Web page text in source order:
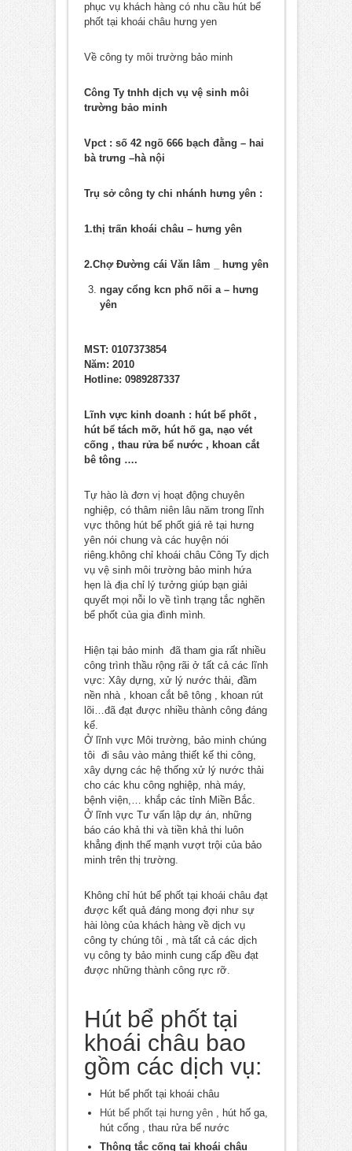
phục vụ khách hàng có nhu cầu hút bể
phốt tại khoái châu hưng yen
Về công ty môi trường bảo minh
Công Ty tnhh dịch vụ vệ sinh môi
trường bảo minh
Vpct : số 42 ngõ 666 bạch đằng – hai
bà trưng –hà nội
Trụ sở công ty chi nhánh hưng yên :
1.thị trấn khoái châu – hưng yên
2.Chợ Đường cái Văn lâm _ hưng yên
ngay cổng kcn phố nối a – hưng
yên
MST: 0107373854
Năm: 2010
Hotline: 0989287337
Lĩnh vực kinh doanh : hút bể phốt ,
hút bể tách mỡ, hút hố ga, nạo vét
cống , thau rửa bể nước , khoan cắt
bê tông ….
Tự hào là đơn vị hoạt động chuyên
nghiệp, có thâm niên lâu năm trong lĩnh
vực thông hút bể phốt giá rẻ tại hưng
yên nói chung và các huyện nói
riêng.không chỉ khoái châu Công Ty dịch
vụ vệ sinh môi trường bảo minh hứa
hẹn là địa chỉ lý tưởng giúp bạn giải
quyết mọi nỗi lo về tình trạng tắc nghẽn
bể phốt của gia đình mình.
Hiện tại bảo minh đã tham gia rất nhiều
công trình thầu rộng rãi ở tất cả các lĩnh
vực: Xây dựng, xử lý nước thải, đầm
nền nhà , khoan cắt bê tông , khoan rút
lõi…đã đạt được nhiều thành công đáng
kể.
Ở lĩnh vực Môi trường, bảo minh chúng
tôi đi sâu vào mảng thiết kế thi công,
xây dựng các hệ thống xử lý nước thải
cho các khu công nghiệp, nhà máy,
bệnh viện,… khắp các tỉnh Miền Bắc.
Ở lĩnh vực Tư vấn lập dự án, những
báo cáo khả thi và tiền khả thi luôn
khẳng định thế mạnh vượt trội của bảo
minh trên thị trường.
Không chỉ hút bể phốt tại khoái châu đạt
được kết quả đáng mong đợi như sự
hài lòng của khách hàng về dịch vụ
công ty chúng tôi , mà tất cả các dịch
vụ công ty bảo minh cung cấp đều đạt
được những thành công rực rỡ.
Hút bể phốt tại
khoái châu bao
gồm các dịch vụ:
Hút bể phốt tại khoái châu
Hút bể phốt tại hưng yên, hút hố ga,
hút cống , thau rửa bể nước
Thông tắc cống tại khoái châu